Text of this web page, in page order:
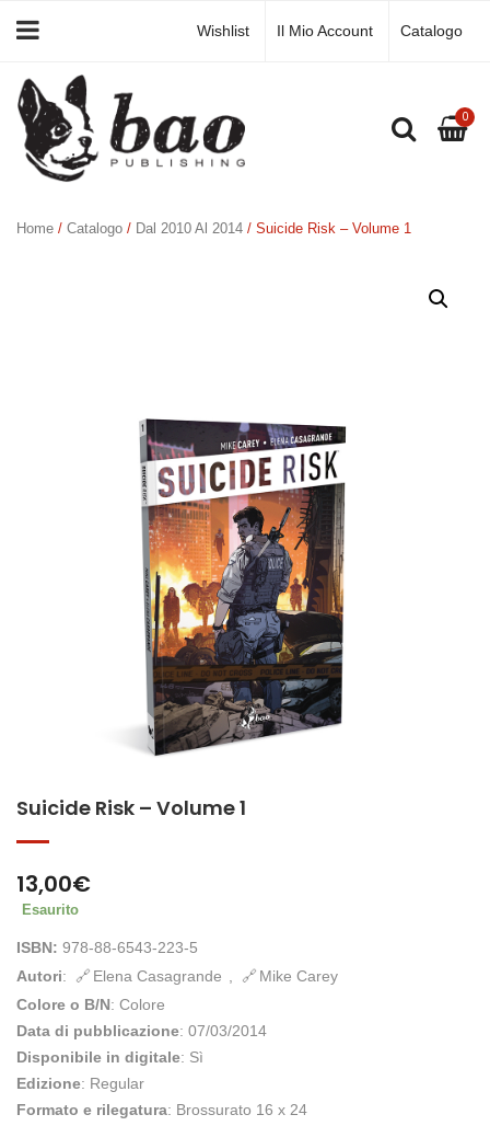
Wishlist Il Mio Account Catalogo
0
Home / Catalogo / Dal 2010 Al 2014 / Suicide Risk – Volume 1
Suicide Risk – Volume 1
13,00€
Esaurito
ISBN: 978-88-6543-223-5
Autori: Elena Casagrande ,
Mike Carey
Colore o B/N: Colore
Data di pubblicazione: 07/03/2014
Disponibile in digitale: Sì
Edizione: Regular
Formato e rilegatura: Brossurato 16 x 24